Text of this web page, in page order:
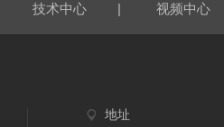
技术中心 | 视频中心
地址